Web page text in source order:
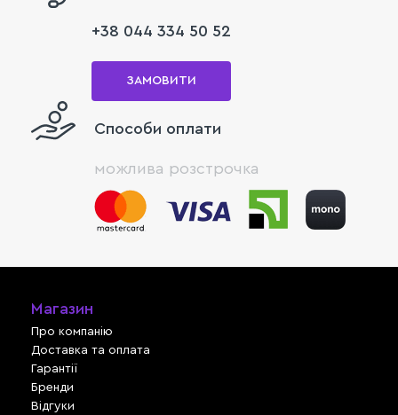
+38 044 334 50 52
ЗАМОВИТИ
Способи оплати
можлива розстрочка
Магазин
Про компанію
Доставка та оплата
Гарантії
Бренди
Відгуки